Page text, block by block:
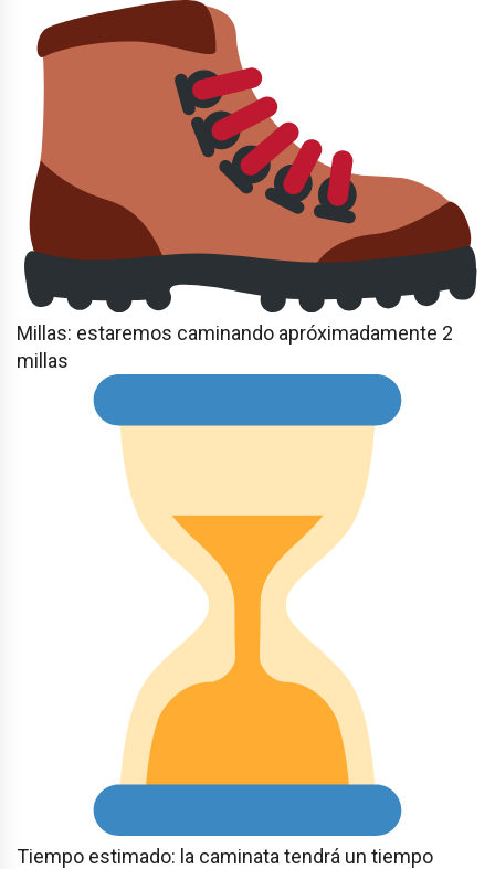
Millas: estaremos caminando apróximadamente 2
millas
Tiempo estimado: la caminata tendrá un tiempo